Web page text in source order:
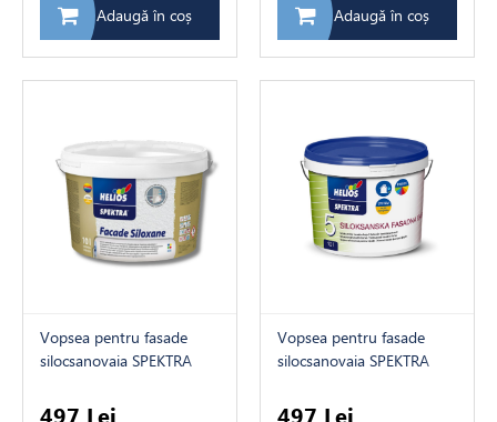
Adaugă în coș Adaugă în coș
Vopsea pentru fasade
silocsanovaia SPEKTRA
497 Lei
Vopsea pentru fasade
silocsanovaia SPEKTRA
497 Lei